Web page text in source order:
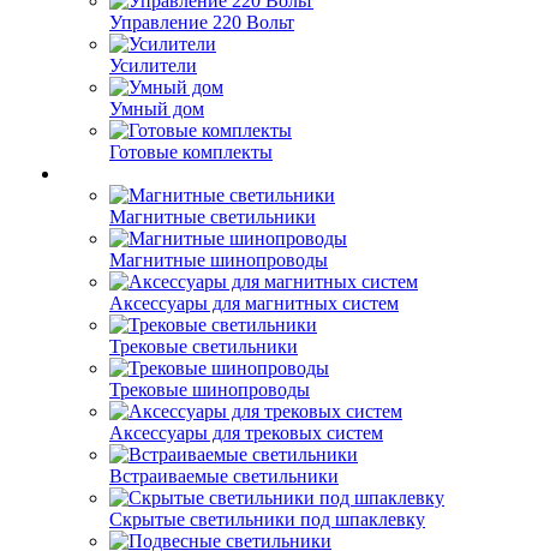
Управление 220 Вольт
Усилители
Умный дом
Готовые комплекты
Магнитные светильники
Магнитные шинопроводы
Аксессуары для магнитных систем
Трековые светильники
Трековые шинопроводы
Аксессуары для трековых систем
Встраиваемые светильники
Скрытые светильники под шпаклевку